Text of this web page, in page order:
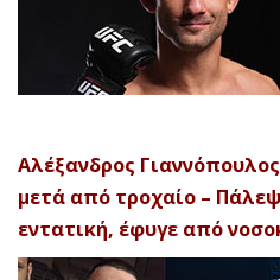
Αλέξανδρος
μετά από τροχαίο –
εντατική, έφυγε από